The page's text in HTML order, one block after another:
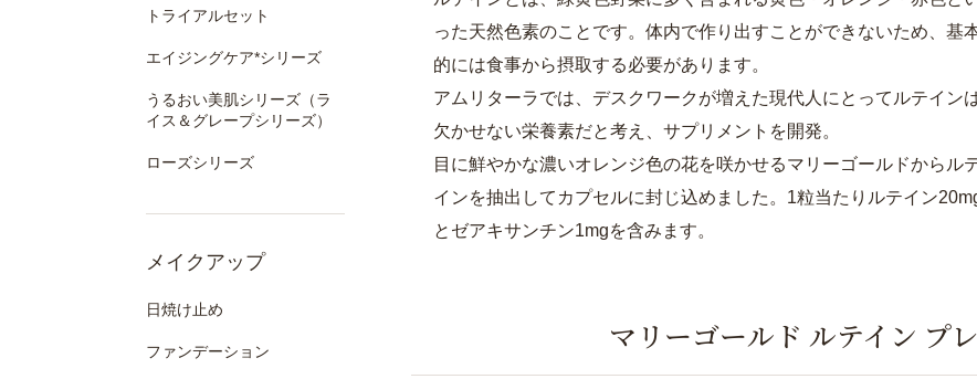
トライアルセット
エイジングケア*シリーズ
うるおい美肌シリーズ（ラ
イス＆グレープシリーズ）
ローズシリーズ
メイクアップ
日焼け止め
ファンデーション
った天然色素のことです。体内で作り出すことができないため、基
的には食事から摂取する必要があります。
アムリターラでは、デスクワークが増えた現代人にとってルテイン
欠かせない栄養素だと考え、サプリメントを開発。
目に鮮やかな濃いオレンジ色の花を咲かせるマリーゴールドからル
インを抽出してカプセルに封じ込めました。1粒当たりルテイン
とゼアキサンチン1mgを含みます。
マリーゴールド ルテイン プ